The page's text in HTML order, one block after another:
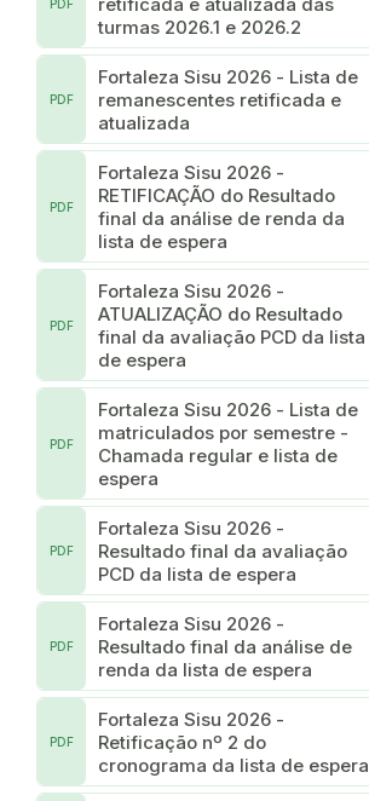
turmas 2026.1 e 2026.2
PDF
Fortaleza Sisu 2026 - Lista de
remanescentes retificada e
atualizada
PDF
Fortaleza Sisu 2026 -
RETIFICAÇÃO do Resultado
final da análise de renda da
lista de espera
PDF
Fortaleza Sisu 2026 -
ATUALIZAÇÃO do Resultado
final da avaliação PCD da lista
de espera
PDF
Fortaleza Sisu 2026 - Lista de
matriculados por semestre -
Chamada regular e lista de
espera
PDF
Fortaleza Sisu 2026 -
Resultado final da avaliação
PCD da lista de espera
PDF
Fortaleza Sisu 2026 -
Resultado final da análise de
renda da lista de espera
PDF
Fortaleza Sisu 2026 -
Retificação nº 2 do
cronograma da lista de espera
PDF